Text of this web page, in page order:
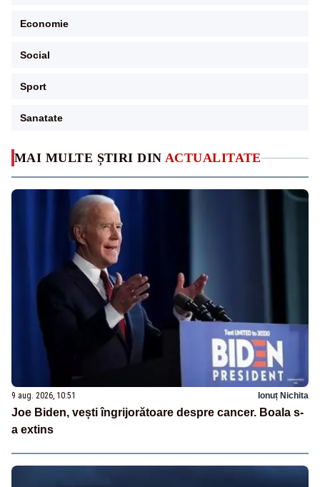
MAI MULTE ȘTIRI DIN ACTUALITATE
9 aug. 2026, 10:51 Ionuț Nichita
Joe Biden, vești îngrijorătoare despre cancer. Boala s-
a extins
Economie
Social
Sport
Sanatate